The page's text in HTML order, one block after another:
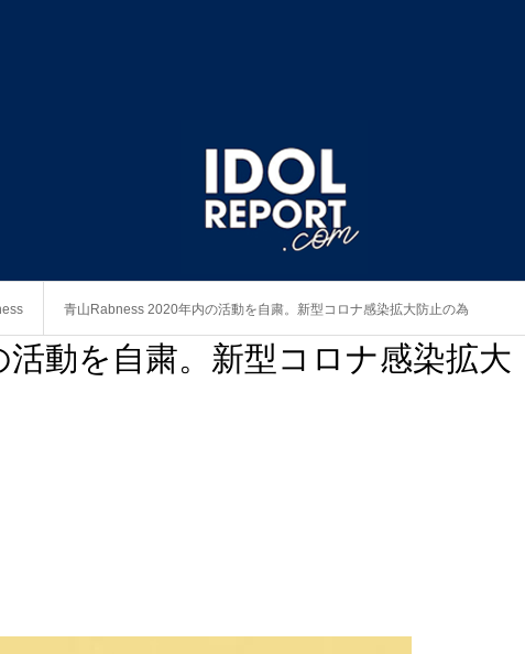
青山Rabness 2020年内の活動を自粛。新型コロナ感染拡大防止の為
動を自粛。新型コロナ感染拡大